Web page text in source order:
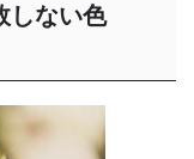
しない色